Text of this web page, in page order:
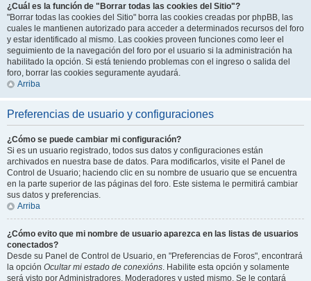
¿Cuál es la función de "Borrar todas las cookies del Sitio"?
"Borrar todas las cookies del Sitio" borra las cookies creadas por phpBB, las
cuales le mantienen autorizado para acceder a determinados recursos del foro
y estar identificado al mismo. Las cookies proveen funciones como leer el
seguimiento de la navegación del foro por el usuario si la administración ha
habilitado la opción. Si está teniendo problemas con el ingreso o salida del
foro, borrar las cookies seguramente ayudará.
Arriba
Preferencias de usuario y configuraciones
¿Cómo se puede cambiar mi configuración?
Si es un usuario registrado, todos sus datos y configuraciones están
archivados en nuestra base de datos. Para modificarlos, visite el Panel de
Control de Usuario; haciendo clic en su nombre de usuario que se encuentra
en la parte superior de las páginas del foro. Este sistema le permitirá cambiar
sus datos y preferencias.
Arriba
¿Cómo evito que mi nombre de usuario aparezca en las listas de usuarios
conectados?
Desde su Panel de Control de Usuario, en "Preferencias de Foros", encontrará
la opción Ocultar mi estado de conexións. Habilite esta opción y solamente
será visto por Administradores, Moderadores y usted mismo. Se le contará